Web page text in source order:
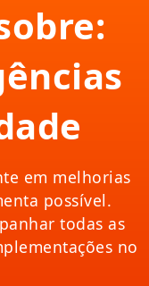
em melhorias
possível.
todas as
no